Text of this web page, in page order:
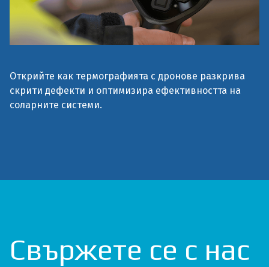
Открийте как термографията с дронове разкрива
скрити дефекти и оптимизира ефективността на
соларните системи.
Свържете се с нас